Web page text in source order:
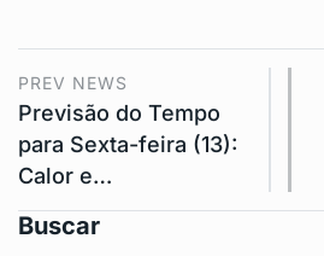
PREV NEWS
Previsão do Tempo
para Sexta-feira (13):
Calor e…
Buscar